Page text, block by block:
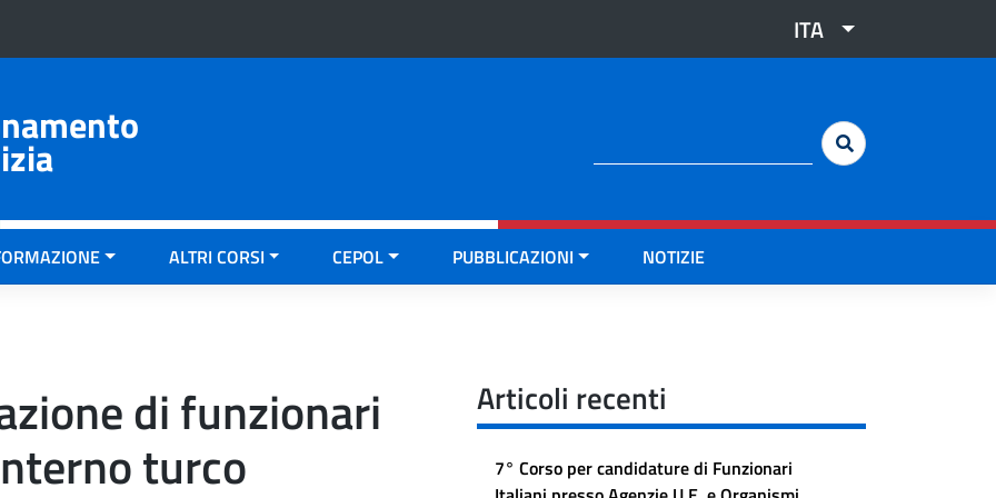
ITA
ALTRI CORSI CEPOL PUBBLICAZIONI NOTIZIE
di funzionari
turco
Articoli recenti
7° Corso per candidature di Funzionari